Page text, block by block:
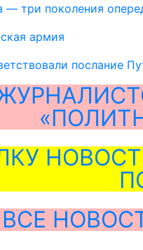
— три поколения
армия
послание
ВСЕ